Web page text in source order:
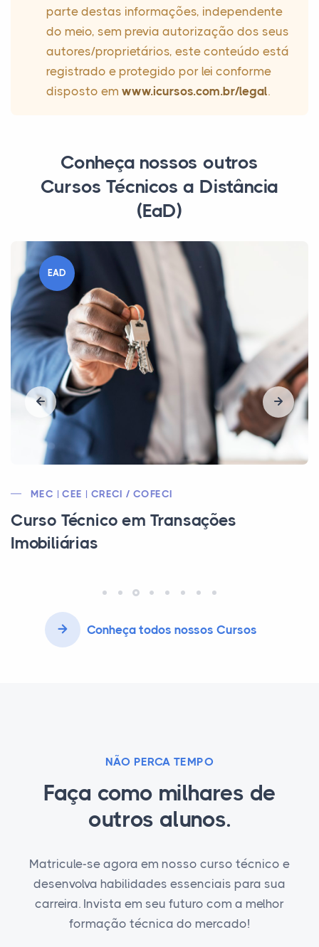
parte destas informações, independente
do meio, sem previa autorização dos seus
autores/proprietários, este conteúdo está
registrado e protegido por lei conforme
disposto em www.icursos.com.br/legal.
Conheça nossos outros
Cursos Técnicos a Distância
(EaD)
EAD
CFB/CEE/MEC
Curso Técnico em Alimentação Escolar
Conheça todos nossos Cursos
NÃO PERCA TEMPO
Faça como milhares de
outros alunos.
Matricule-se agora em nosso curso técnico e
desenvolva habilidades essenciais para sua
carreira. Invista em seu futuro com a melhor
formação técnica do mercado!